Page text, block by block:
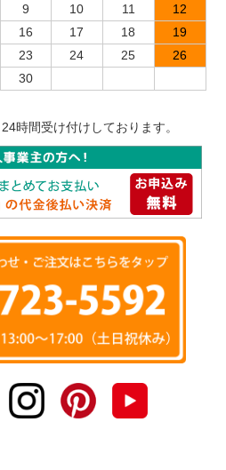
9 10 11
12
16 17 18
19
23 24 25
26
30
時間受け付けしております。